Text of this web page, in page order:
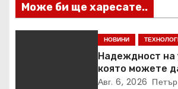
Може би ще харесате..
НОВИНИ
Надеждност на
която можете
Авг. 6, 2026